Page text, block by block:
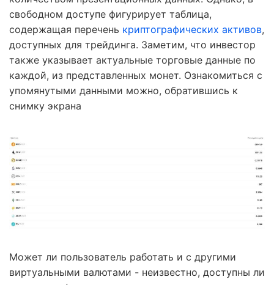
свободном доступе фигурирует таблица,
содержащая перечень криптографических активов,
доступных для трейдинга. Заметим, что инвестор
также указывает актуальные торговые данные по
каждой, из представленных монет. Ознакомиться с
упомянутыми данными можно, обратившись к
снимку экрана
Может ли пользователь работать и с другими
виртуальными валютами - неизвестно, доступны ли